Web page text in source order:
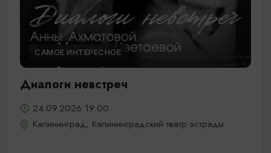
САМОЕ ИНТЕРЕСНОЕ
Диалоги невстреч
24.09.2026 19:00
Калининград, Калининградский театр эстрады